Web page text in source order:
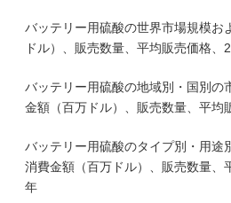
バッテリー用硫酸の世界市場規模お
ドル）、販売数量、平均販売価格、
バッテリー用硫酸の地域別・国別の
金額（百万ドル）、販売数量、平均
バッテリー用硫酸のタイプ別・用途
消費金額（百万ドル）、販売数量、
年